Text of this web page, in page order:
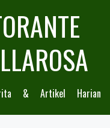
& Artikel Harian